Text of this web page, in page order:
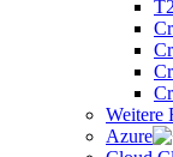
Weitere
Azure